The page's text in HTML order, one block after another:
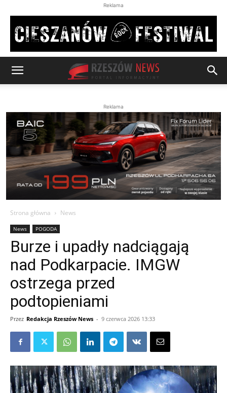
Reklama
Reklama
Strona główna News
News POGODA
Burze i upadły nadciągają
nad Podkarpacie. IMGW
ostrzega przed
podtopieniami
Przez Redakcja Rzeszów News - 9 czerwca 2026 13:33